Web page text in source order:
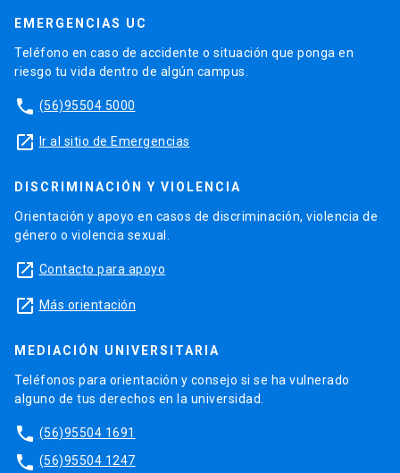
EMERGENCIAS UC
Teléfono en caso de accidente o situación que ponga en
riesgo tu vida dentro de algún campus.
phone (56)95504 5000
launch Ir al sitio de Emergencias
DISCRIMINACIÓN Y VIOLENCIA
Orientación y apoyo en casos de discriminación, violencia de
género o violencia sexual.
launch Contacto para apoyo
launch Más orientación
MEDIACIÓN UNIVERSITARIA
Teléfonos para orientación y consejo si se ha vulnerado
alguno de tus derechos en la universidad.
phone (56)95504 1691
phone (56)95504 1247